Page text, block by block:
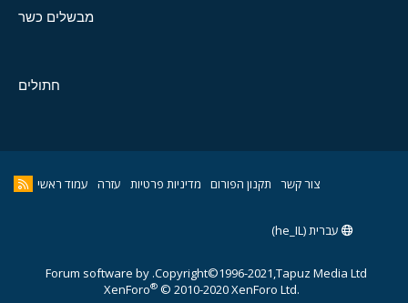
מבשלים כשר
חתולים
צור קשר תקנון הפורום מדיניות פרטיות עזרה עמוד ראשי
עברית (he_IL)
Copyright©1996-2021,Tapuz Media Ltd.
Forum software by
XenForo® © 2010-2020 XenForo Ltd.